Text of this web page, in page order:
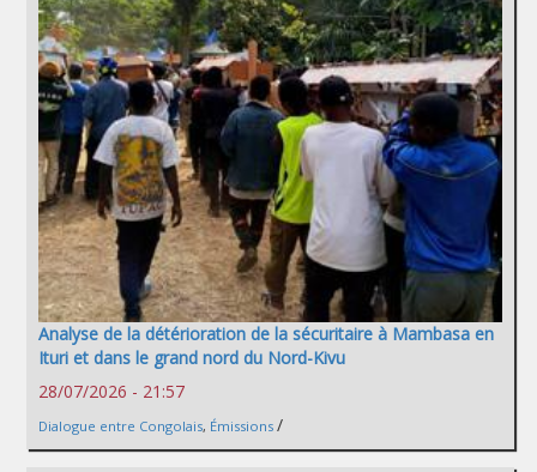
Analyse de la détérioration de la sécuritaire à Mambasa en
Ituri et dans le grand nord du Nord-Kivu
28/07/2026 - 21:57
Dialogue entre Congolais, Émissions /